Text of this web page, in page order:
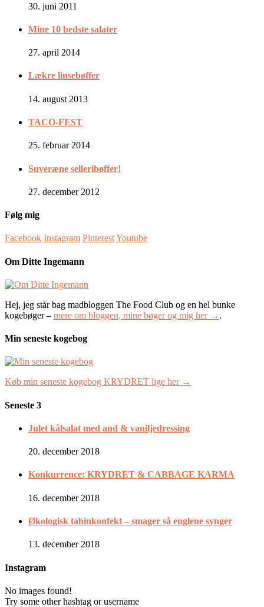
30. juni 2011
Mine 10 bedste salater
27. april 2014
Lækre linsebøffer
14. august 2013
TACO-FEST
25. februar 2014
Suveræne selleribøffer!
27. december 2012
Følg mig
Facebook Instagram PinterestYoutube
Om Ditte Ingemann
Hej, jeg står bag madbloggen The Food Club og en hel bunke
kogebøger – mere om bloggen, mine bøger og mig her → .
Min seneste kogebog
Køb min seneste kogebog KRYDRET lige her →
Seneste 3
Julet kålsalat med and & vaniljedressing
20. december 2018
Konkurrence: KRYDRET & CABBAGE KARMA
16. december 2018
Økologisk tahinkonfekt – smager så englene synger
13. december 2018
Instagram
No images found!
Try some other hashtag or username